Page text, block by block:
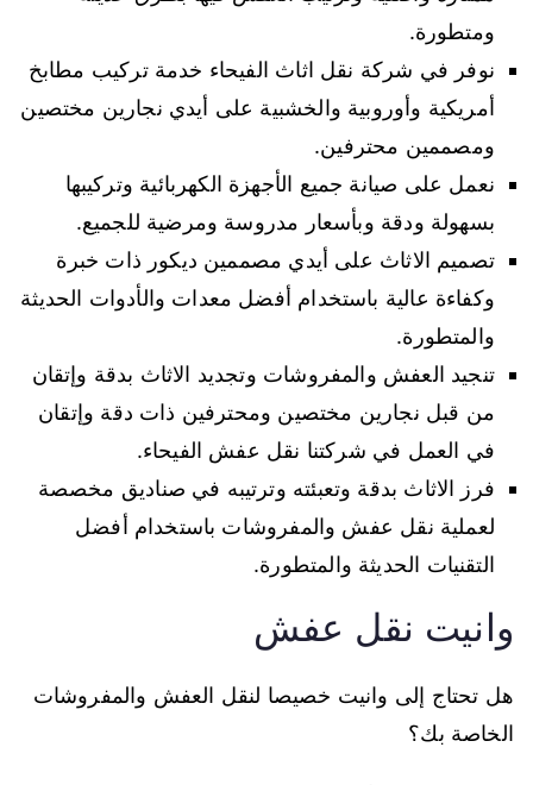
ومتطورة.
نوفر في شركة نقل اثاث الفيحاء خدمة تركيب مطابخ
أمريكية وأوروبية والخشبية على أيدي نجارين مختصين
ومصممين محترفين.
نعمل على صيانة جميع الأجهزة الكهربائية وتركيبها
بسهولة ودقة وبأسعار مدروسة ومرضية للجميع.
تصميم الاثاث على أيدي مصممين ديكور ذات خبرة
وكفاءة عالية باستخدام أفضل معدات والأدوات الحديثة
والمتطورة.
تنجيد العفش والمفروشات وتجديد الاثاث بدقة وإتقان
من قبل نجارين مختصين ومحترفين ذات دقة وإتقان
في العمل في شركتنا نقل عفش الفيحاء.
فرز الاثاث بدقة وتعبئته وترتيبه في صناديق مخصصة
لعملية نقل عفش والمفروشات باستخدام أفضل
التقنيات الحديثة والمتطورة.
وانيت نقل عفش
هل تحتاج إلى وانيت خصيصا لنقل العفش والمفروشات
الخاصة بك؟